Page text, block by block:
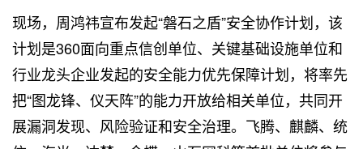
现场，周鸿祎宣布发起“磐石之盾”安全协作计划，该
计划是360面向重点信创单位、关键基础设施单位和
行业龙头企业发起的安全能力优先保障计划，将率先
把“图龙锋、仪天阵”的能力开放给相关单位，共同开
展漏洞发现、风险验证和安全治理。飞腾、麒麟、统